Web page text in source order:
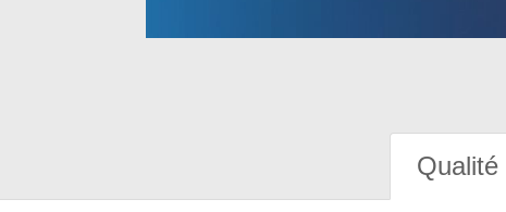
Qualité